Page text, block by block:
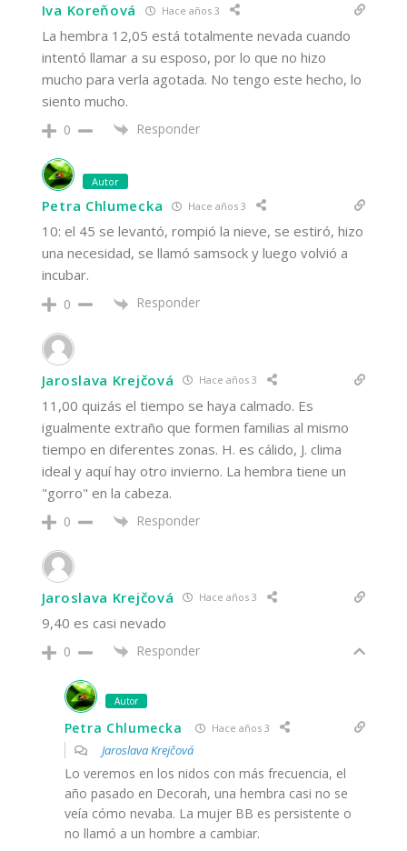
Iva Koreňová Hace años 3
La hembra 12,05 está totalmente nevada cuando
intentó llamar a su esposo, por lo que no hizo
mucho para verla agotada. No tengo este hecho, lo
siento mucho.
0 Responder
Autor
Petra Chlumecka Hace años 3
10: el 45 se levantó, rompió la nieve, se estiró, hizo
una necesidad, se llamó samsock y luego volvió a
incubar.
0 Responder
Jaroslava Krejčová Hace años 3
11,00 quizás el tiempo se haya calmado. Es
igualmente extraño que formen familias al mismo
tiempo en diferentes zonas. H. es cálido, J. clima
ideal y aquí hay otro invierno. La hembra tiene un
"gorro" en la cabeza.
0 Responder
Jaroslava Krejčová Hace años 3
9,40 es casi nevado
0 Responder
Autor
Petra Chlumecka Hace años 3
Jaroslava Krejčová
Lo veremos en los nidos con más frecuencia, el
año pasado en Decorah, una hembra casi no se
veía cómo nevaba. La mujer BB es persistente o
no llamó a un hombre a cambiar.